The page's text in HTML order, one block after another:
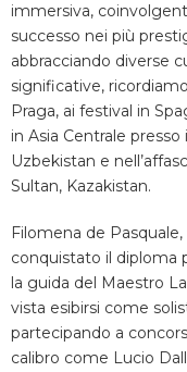
immersiva,
successo nei più
abbracciando diverse
significative,
Praga, ai festival in
in Asia Centrale
Uzbekistan e
Sultan, Kazakistan.
Filomena de
conquistato il diploma
la guida del Maestro
vista esibirsi come
partecipando a
calibro come Lucio